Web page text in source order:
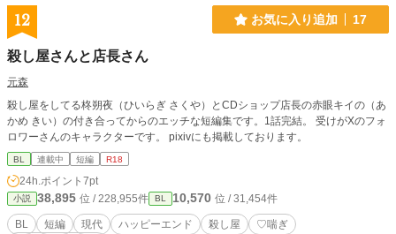
12 お気に入り追加 17
殺し屋さんと店長さん
元森
殺し屋をしてる柊朔夜（ひいらぎ さくや）とCDショップ店長の赤眼キイの（あ
かめ きい）の付き合ってからのエッチな短編集です。1話完結。 受けがXのフォ
ロワーさんのキャラクターです。 pixivにも掲載しております。
BL 連載中 短編 R18
24h.ポイント 7pt
小説 38,895 位 / 228,955件 BL 10,570 位 / 31,454件
BL 短編 現代 ハッピーエンド 殺し屋
♡喘ぎ